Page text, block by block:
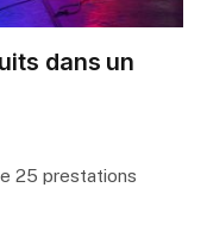
dans un
25 prestations